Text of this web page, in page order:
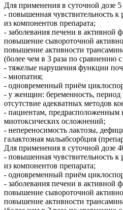
Для применения в суточной дозе
- повышенная чувствительность
из компонентов препарата;
- заболевания печени в активной
повышение сывороточной
повышение активности
(более чем в 3 раза по сравнению
- тяжелые нарушения функции
- миопатия;
- одновременный приём
- у женщин: беременность, период
отсутствие адекватных методов
- пациентам, предрасположенным
миотоксических осложнений;
- непереносимость лактозы,
галактозная мальабсорбция
Для применения в суточной дозе
- повышенная чувствительность
из компонентов препарата;
- одновременный приём
- заболевания печени в активной
повышение сывороточной
повышение активности